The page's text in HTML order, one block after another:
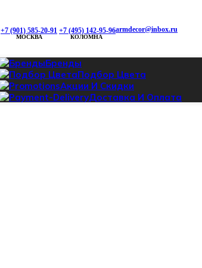
+7 (901) 585-20-91
МОСКВА
+7 (495) 142-95-96
КОЛОМНА
armdecor@inbox.ru
Бренды
Подбор Цвета
Акции И Скидки
Доставка И Оплата